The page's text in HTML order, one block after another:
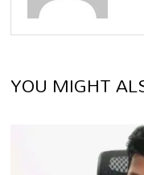
YOU MIGHT